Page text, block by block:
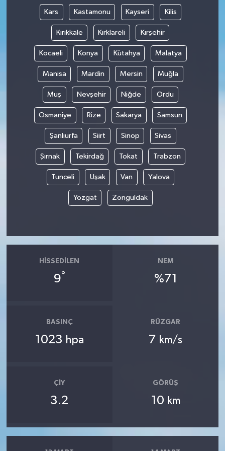
Kars Kastamonu Kayseri Kilis
Kırıkkale Kırklareli Kırşehir
Kocaeli Konya Kütahya Malatya
Manisa Mardin Mersin Muğla
Muş Nevşehir Niğde Ordu
Osmaniye Rize Sakarya Samsun
Şanlıurfa Siirt Sinop Sivas
Şırnak Tekirdağ Tokat Trabzon
Tunceli Uşak Van Yalova
Yozgat Zonguldak
HISSEDILEN
9°
NEM
%71
BASINÇ
1023 hpa
RÜZGAR
7 km/s
ÇIY
3.2
GÖRÜŞ
10 km